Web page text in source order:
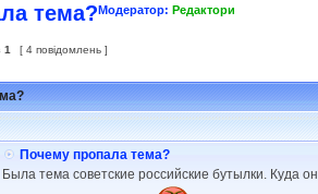
тема?Модератор: Редактори
1
[ 4 повідомлень ]
Почему пропала тема?
Была тема советские российские бутылки.